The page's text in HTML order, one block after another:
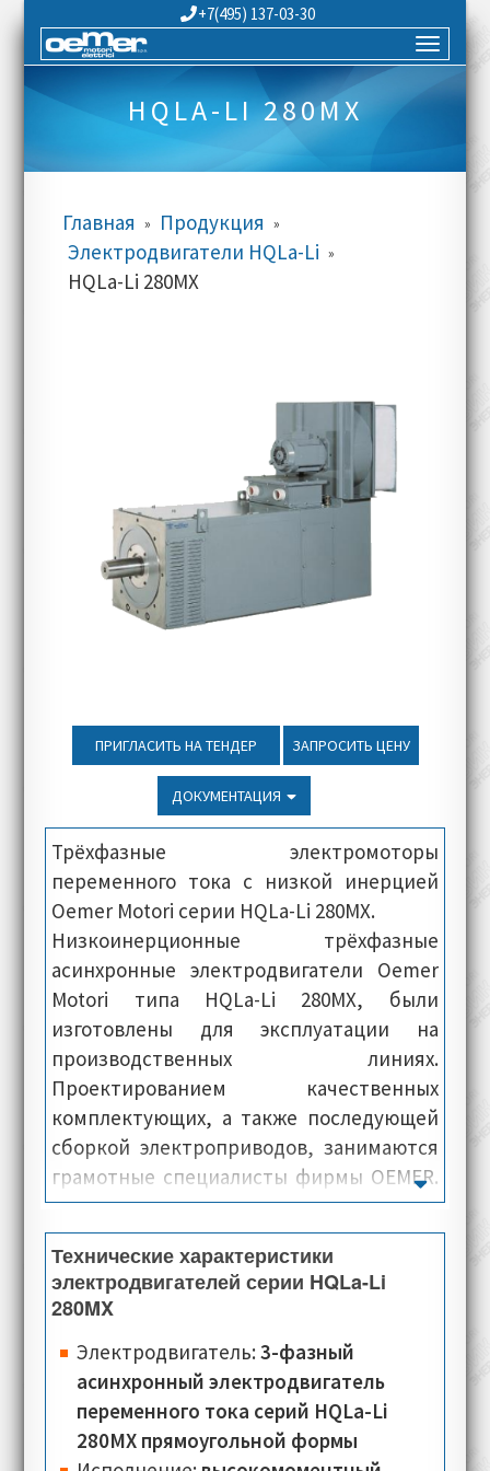
+7(495) 137-03-30
HQLA-LI 280MX
Главная » Продукция »
Электродвигатели HQLa-Li »
HQLa-Li 280MX
ПРИГЛАСИТЬ НА ТЕНДЕР ЗАПРОСИТЬ ЦЕНУ
ДОКУМЕНТАЦИЯ
Трёхфазные электромоторы
переменного тока с низкой инерцией
Oemer Motori серии HQLa-Li 280MX.
Низкоинерционные трёхфазные
асинхронные электродвигатели Oemer
Motori типа HQLa-Li 280MX, были
изготовлены для эксплуатации на
производственных линиях.
Проектированием качественных
комплектующих, а также последующей
сборкой электроприводов, занимаются
грамотные специалисты фирмы OEMER.
Также было замечено, что в процессе
применения, электромашины данной
серии, потребляя минимум энергии,
демонстрируют исключительные
показатели скорости и динамики.
Корпус электромашины квадратной
формы, внутри которого располагаются
воздуховоды системы охлаждения. В
конечном итоге, мы получаем
Технические характеристики
электродвигателей серии HQLa-Li
280MX
Электродвигатель:3-фазный
асинхронный электродвигатель
переменного тока серий HQLa-Li
280MX прямоугольной формы